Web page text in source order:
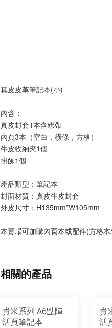
真皮皮革筆記本(小)
內含：
真皮封套1本含綁帶
內頁3本（空白，橫條，方格）
牛皮收納夾1個
掛飾1個
產品類型：筆記本
封面材質：真皮牛皮封套
外皮尺寸：H135mm*W105mm
本賣場可加購內頁本或配件(方格
相關的產品
貴米系列 A6點陣
活頁筆記本
貴
活